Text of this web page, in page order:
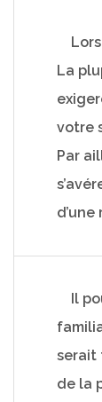
La
votre
Par
Il
serait
de la